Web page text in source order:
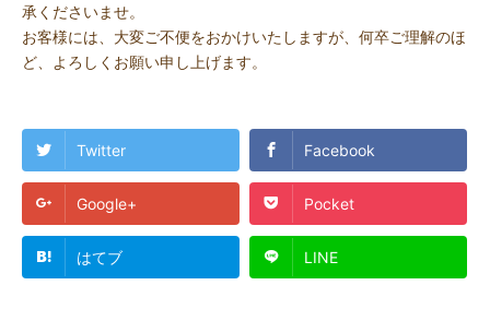
承くださいませ。
お客様には、大変ご不便をおかけいたしますが、何卒ご理解のほ
ど、よろしくお願い申し上げます。
Twitter Facebook
Google+ Pocket
はてブ LINE